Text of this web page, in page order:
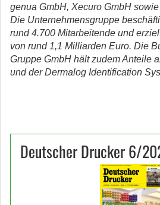
genua GmbH, Xecuro GmbH sowie
Die Unternehmensgruppe
rund 4.700 Mitarbeitende und
von rund 1,1 Milliarden Euro. Die
Gruppe GmbH hält zudem Anteile
und der Dermalog Identification
Deutscher Drucker 6/